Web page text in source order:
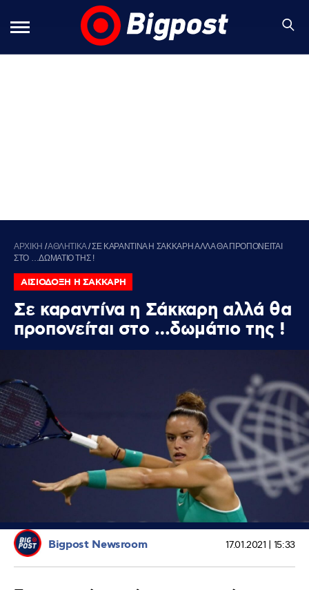
ΑΡΧΙΚΗ /ΑΘΛΗΤΙΚΑ/ΣΕ ΚΑΡΑΝΤΙΝΑ Η ΣΑΚΚΑΡΗ ΑΛΛΑ ΘΑ ΠΡΟΠΟΝΕΙΤΑΙ
ΣΤΟ …ΔΩΜΑΤΙΟ ΤΗΣ !
ΑΙΣΙΟΔΟΞΗ Η ΣΑΚΚΑΡΗ
Σε καραντίνα η Σάκκαρη αλλά θα
προπονείται στο …δωμάτιο της !
Bigpost Newsroom 17.01.2021 | 15:33